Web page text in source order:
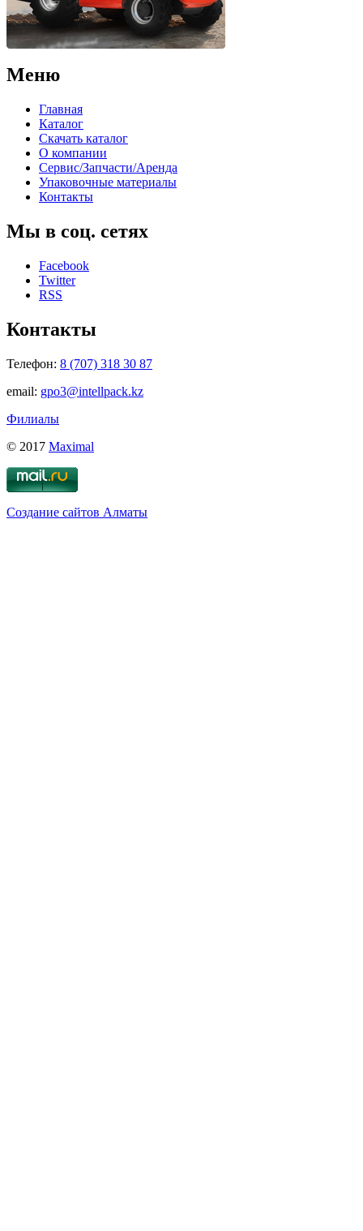
Меню
Главная
Каталог
Скачать каталог
О компании
Сервис/Запчасти/Аренда
Упаковочные материалы
Контакты
Мы в соц. сетях
Facebook
Twitter
RSS
Контакты
Телефон: 8 (707) 318 30 87
email: gpo3@intellpack.kz
Филиалы
© 2017 Maximal
Создание сайтов Алматы